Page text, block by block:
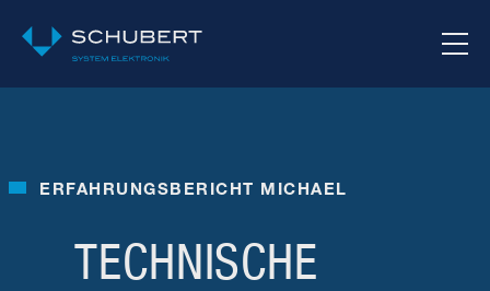
ERFAHRUNGSBERICHT MICHAEL
TECHNISCHE